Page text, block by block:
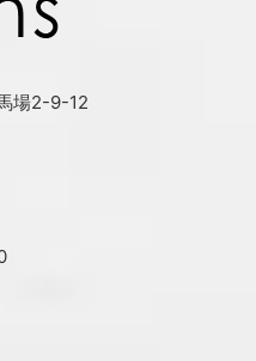
場2-9-12